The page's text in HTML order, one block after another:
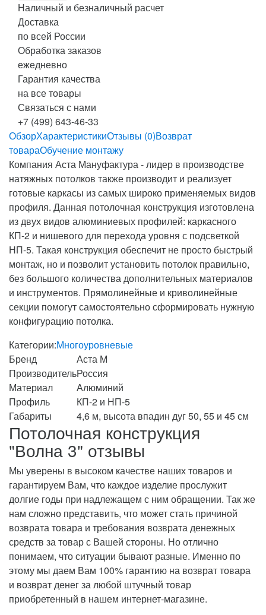
Наличный и безналичный расчет
Доставка
по всей России
Обработка заказов
ежедневно
Гарантия качества
на все товары
Связаться с нами
+7 (499) 643-46-33
ОбзорХарактеристикиОтзывы (0)Возврат
товараОбучение монтажу
Компания Аста Мануфактура-лидер в производстве
натяжных потолков также производит и реализует
готовые каркасы изсамых широко применяемых видов
профиля. Данная потолочная конструкция изготовлена
издвух видов алюминиевых профилей: каркасного
КП-2 и нишевогодля переходауровня с подсветкой
НП-5. Такая конструкция обеспечит не просто быстрый
монтаж, но и позволитустановить потолок правильно,
без большого количествадополнительных материалов
и инструментов. Прямолинейные и криволинейные
секции помогутсамостоятельносформировать нужную
конфигурацию потолка.
Категории:Многоуровневые
Бренд
Аста М
ПроизводительРоссия
Материал
Алюминий
Профиль
КП-2 и НП-5
Габариты
4,6 м, высота впадин дуг 50, 55 и 45 см
Потолочная конструкция
"Волна 3" отзывы
Мы уверены в высоком качестве наших товаров и
гарантируем Вам, что каждое изделие прослужит
долгие годы при надлежащем с ним обращении. Так же
нам сложно представить, что может стать причиной
возврата товара и требования возврата денежных
средств за товар с Вашей стороны. Но отлично
понимаем, что ситуации бывают разные. Именно по
этому мы даем Вам 100% гарантию на возврат товара
и возврат денег за любой штучный товар
приобретенный в нашем интернет-магазине.